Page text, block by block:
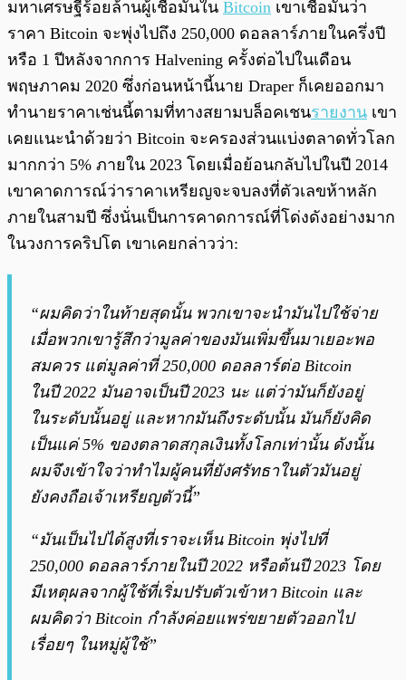
มหาเศรษฐีร้อยล้านผู้เชื่อมั่นใน Bitcoin เขาเชื่อมั่นว่า
ราคา Bitcoin จะพุ่งไปถึง 250,000 ดอลลาร์ภายในครึ่งปี
หรือ 1 ปีหลังจากการ Halvening ครั้งต่อไปในเดือน
พฤษภาคม 2020 ซึ่งก่อนหน้านี้นาย Draper ก็เคยออกมา
ทำนายราคาเช่นนี้ตามที่ทางสยามบล็อคเชนรายงาน เขา
เคยแนะนำด้วยว่า Bitcoin จะครองส่วนแบ่งตลาดทั่วโลก
มากกว่า 5% ภายใน 2023 โดยเมื่อย้อนกลับไปในปี 2014
เขาคาดการณ์ว่าราคาเหรียญจะจบลงที่ตัวเลขห้าหลัก
ภายในสามปี ซึ่งนั่นเป็นการคาดการณ์ที่โด่งดังอย่างมาก
ในวงการคริปโต เขาเคยกล่าวว่า:
“ผมคิดว่าในท้ายสุดนั้น พวกเขาจะนำมันไปใช้จ่าย
เมื่อพวกเขารู้สึกว่ามูลค่าของมันเพิ่มขึ้นมาเยอะพอ
สมควร แต่มูลค่าที่ 250,000 ดอลลาร์ต่อ Bitcoin
ในปี 2022 มันอาจเป็นปี 2023 นะ แต่ว่ามันก็ยังอยู่
ในระดับนั้นอยู่ และหากมันถึงระดับนั้น มันก็ยังคิด
เป็นแค่ 5% ของตลาดสกุลเงินทั้งโลกเท่านั้น ดังนั้น
ผมจึงเข้าใจว่าทำไมผู้คนที่ยังศรัทธาในตัวมันอยู่
ยังคงถือเจ้าเหรียญตัวนี้”
“มันเป็นไปได้สูงที่เราจะเห็น Bitcoin พุ่งไปที่
250,000 ดอลลาร์ภายในปี 2022 หรือต้นปี 2023 โดย
มีเหตุผลจากผู้ใช้ที่เริ่มปรับตัวเข้าหา Bitcoin และ
ผมคิดว่า Bitcoin กำลังค่อยแพร่ขยายตัวออกไป
เรื่อยๆ ในหมู่ผู้ใช้”